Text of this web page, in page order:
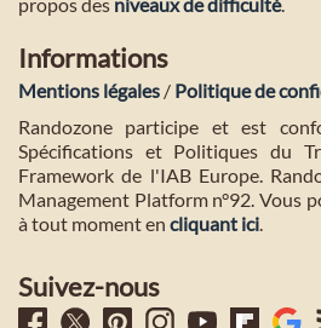
Informations
Mentions légales / Politique de
Randozone participe et est
Spécifications et Politiques du
Framework de l'IAB Europe.
Management Platform n°92. Vous
à tout moment en cliquant ici
Suivez-nous